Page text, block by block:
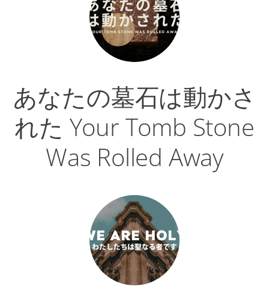
あなたの墓石は動かさ
れた Your Tomb Stone
Was Rolled Away